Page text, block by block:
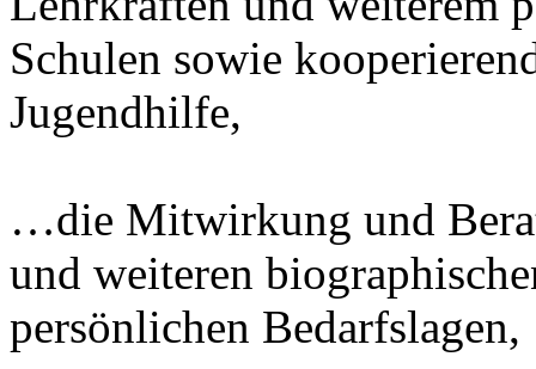
Schulen sowie
Jugendhilfe,
…die Mitwirkung und
und weiteren
persönlichen Bedarfslagen,